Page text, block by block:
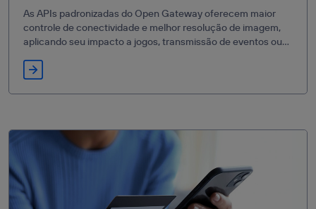
As APIs padronizadas do Open Gateway oferecem maior
controle de conectividade e melhor resolução de imagem,
aplicando seu impacto a jogos, transmissão de eventos ou